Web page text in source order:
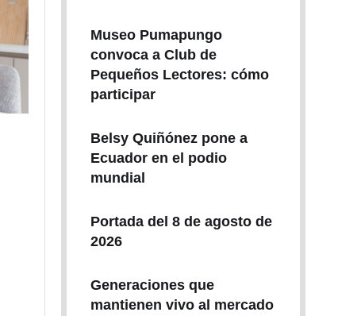
Museo Pumapungo
convoca a Club de
Pequeños Lectores: cómo
participar
Belsy Quiñónez pone a
Ecuador en el podio
mundial
Portada del 8 de agosto de
2026
Generaciones que
mantienen vivo al mercado